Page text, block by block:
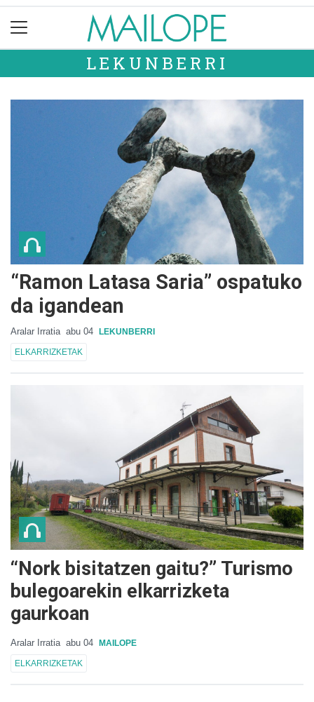
LEKUNBERRI
“Ramon Latasa Saria” ospatuko
da igandean
Aralar Irratia abu 04 LEKUNBERRI
ELKARRIZKETAK
“Nork bisitatzen gaitu?” Turismo
bulegoarekin elkarrizketa
gaurkoan
Aralar Irratia abu 04 MAILOPE
ELKARRIZKETAK